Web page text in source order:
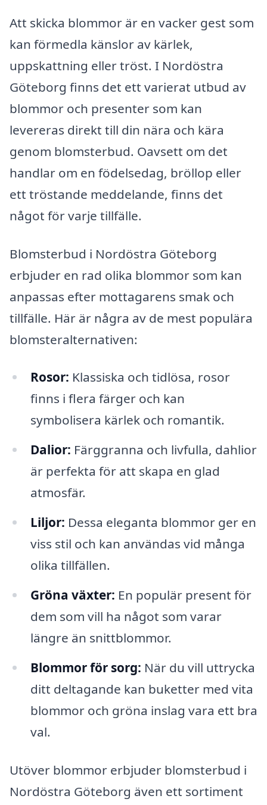
Att skicka blommor är en vacker gest som
kan förmedla känslor av kärlek,
uppskattning eller tröst. I Nordöstra
Göteborg finns det ett varierat utbud av
blommor och presenter som kan
levereras direkt till din nära och kära
genom blomsterbud. Oavsett om det
handlar om en födelsedag, bröllop eller
ett tröstande meddelande, finns det
något för varje tillfälle.
Blomsterbud i Nordöstra Göteborg
erbjuder en rad olika blommor som kan
anpassas efter mottagarens smak och
tillfälle. Här är några av de mest populära
blomsteralternativen:
Rosor: Klassiska och tidlösa, rosor
finns i flera färger och kan
symbolisera kärlek och romantik.
Dalior: Färggranna och livfulla, dahlior
är perfekta för att skapa en glad
atmosfär.
Liljor: Dessa eleganta blommor ger en
viss stil och kan användas vid många
olika tillfällen.
Gröna växter: En populär present för
dem som vill ha något som varar
längre än snittblommor.
Blommor för sorg: När du vill uttrycka
ditt deltagande kan buketter med vita
blommor och gröna inslag vara ett bra
val.
Utöver blommor erbjuder blomsterbud i
Nordöstra Göteborg även ett sortiment